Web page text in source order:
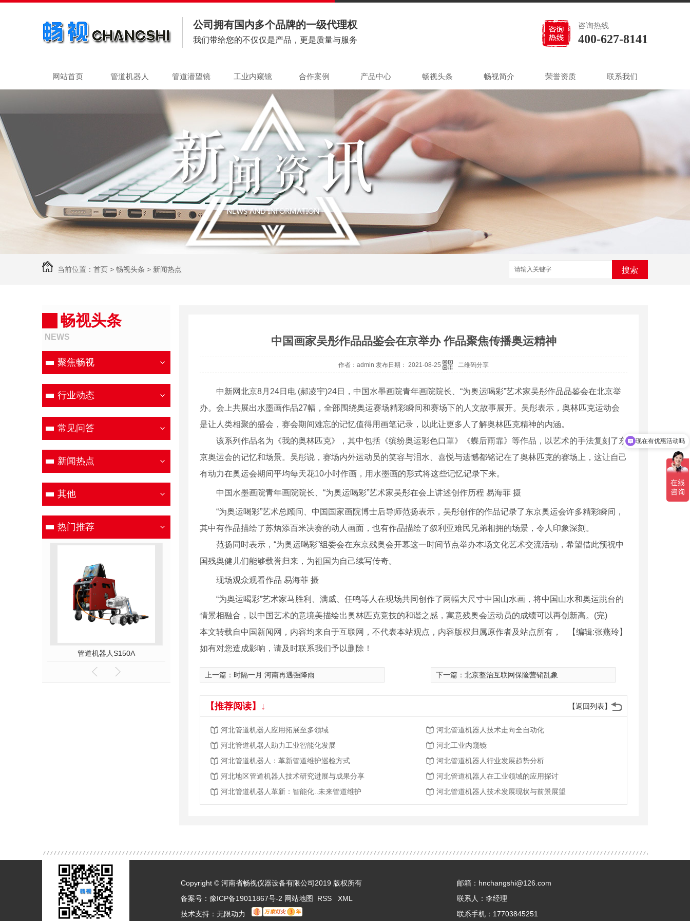
公司拥有国内多个品牌的一级代理权
我们带给您的不仅仅是产品，更是质量与服务
咨询热线
400-627-8141
网站首页 管道机器人 管道潜望镜 工业内窥镜 合作案例 产品中心 畅视头条 畅视简介 荣誉资质 联系我们
当前位置： 首页 > 畅视头条 > 新闻热点 搜索
畅视头条
NEWS
聚焦畅视
行业动态
常见问答
新闻热点
其他
热门推荐
管道机器人S150A 管道机器人S200C 管道机器人S300E
中国画家吴彤作品品鉴会在京举办 作品聚焦传播奥运精神
作者：admin 发布日期： 2021-08-25 二维码分享
中新网北京8月24日电 (郝凌宇)24日，中国水墨画院青年画院院长、“为奥运喝彩”艺术家吴彤作品品鉴会在北京举
办。会上共展出水墨画作品27幅，全部围绕奥运赛场精彩瞬间和赛场下的人文故事展开。吴彤表示，奥林匹克运动会
是让人类相聚的盛会，赛会期间难忘的记忆值得用画笔记录，以此让更多人了解奥林匹克精神的内涵。
该系列作品名为《我的奥林匹克》，其中包括《缤纷奥运彩色口罩》《蝶后雨霏》等作品，以艺术的手法复刻了东
京奥运会的记忆和场景。吴彤说，赛场内外运动员的笑容与泪水、喜悦与遗憾都铭记在了奥林匹克的赛场上，这让自己
有动力在奥运会期间平均每天花10小时作画，用水墨画的形式将这些记忆记录下来。
中国水墨画院青年画院院长、“为奥运喝彩”艺术家吴彤在会上讲述创作历程 易海菲 摄
“为奥运喝彩”艺术总顾问、中国国家画院博士后导师范扬表示，吴彤创作的作品记录了东京奥运会许多精彩瞬间，
其中有作品描绘了苏炳添百米决赛的动人画面，也有作品描绘了叙利亚难民兄弟相拥的场景，令人印象深刻。
范扬同时表示，“为奥运喝彩”组委会在东京残奥会开幕这一时间节点举办本场文化艺术交流活动，希望借此预祝中
国残奥健儿们能够载誉归来，为祖国为自己续写传奇。
现场观众观看作品 易海菲 摄
“为奥运喝彩”艺术家马胜利、满威、任鸣等人在现场共同创作了两幅大尺寸中国山水画，将中国山水和奥运跳台的
情景相融合，以中国艺术的意境美描绘出奥林匹克竞技的和谐之感，寓意残奥会运动员的成绩可以再创新高。(完)
【编辑:张燕玲】
本文转载自中国新闻网，内容均来自于互联网，不代表本站观点，内容版权归属原作者及站点所有，
如有对您造成影响，请及时联系我们予以删除！
上一篇： 时隔一月 河南再遇强降雨 下一篇： 北京整治互联网保险营销乱象
【返回列表】
【推荐阅读】↓
河北管道机器人应用拓展至多领域
河北管道机器人技术走向全自动化
河北管道机器人助力工业智能化发展
河北工业内窥镜
河北管道机器人：革新管道维护巡检方式
河北管道机器人行业发展趋势分析
河北地区管道机器人技术研究进展与成果分享
河北管道机器人在工业领域的应用探讨
河北管道机器人革新：智能化..未来管道维护
河北管道机器人技术发展现状与前景展望
Copyright © 河南省畅视仪器设备有限公司2019 版权所有
备案号： 豫ICP备19011867号-2 网站地图 RSS
XML
技术支持： 无限动力
邮箱：hnchangshi@126.com
联系人：李经理
联系手机：17703845251
现在有优惠活动吗